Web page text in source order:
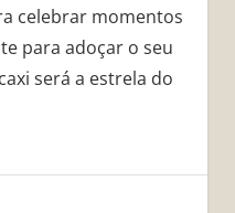
celebrar momentos
para adoçar o seu
será a estrela do